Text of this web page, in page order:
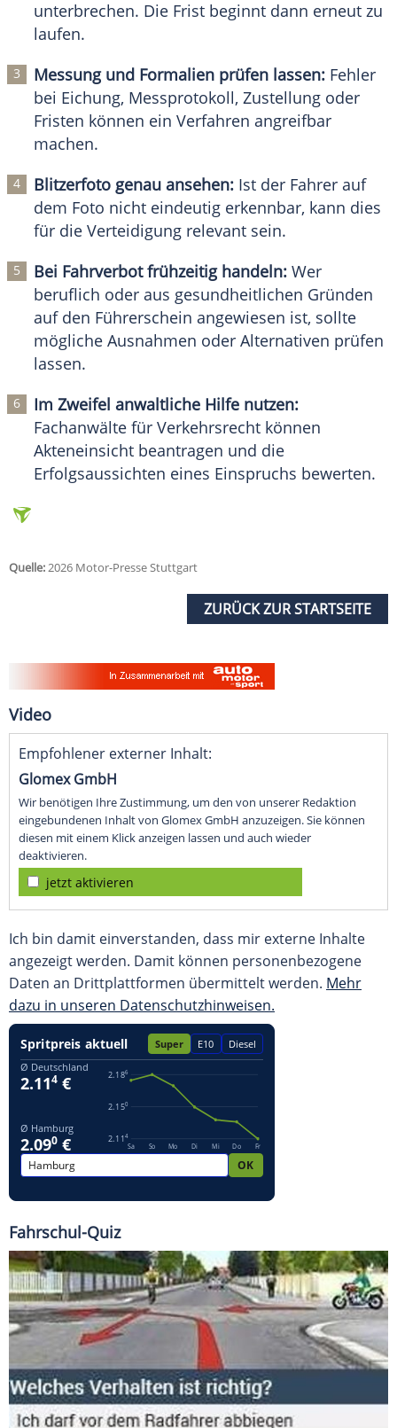
unterbrechen. Die Frist beginnt dann erneut zu
laufen.
Messung und Formalien prüfen lassen: Fehler
bei Eichung, Messprotokoll, Zustellung oder
Fristen können ein Verfahren angreifbar
machen.
Blitzerfoto genau ansehen: Ist der Fahrer auf
dem Foto nicht eindeutig erkennbar, kann dies
für die Verteidigung relevant sein.
Bei Fahrverbot frühzeitig handeln: Wer
beruflich oder aus gesundheitlichen Gründen
auf den Führerschein angewiesen ist, sollte
mögliche Ausnahmen oder Alternativen prüfen
lassen.
Im Zweifel anwaltliche Hilfe nutzen:
Fachanwälte für Verkehrsrecht können
Akteneinsicht beantragen und die
Erfolgsaussichten eines Einspruchs bewerten.
Quelle:2026 Motor-Presse Stuttgart
ZURÜCK ZUR STARTSEITE
Video
Empfohlener externer Inhalt:
Glomex GmbH
Wir benötigen Ihre Zustimmung, um den von unserer Redaktion
eingebundenen Inhalt von Glomex GmbH anzuzeigen. Sie können
diesen mit einem Klick anzeigen lassen und auch wieder
deaktivieren.
jetzt aktivieren
Ich bin damit einverstanden, dass mir externe Inhalte
angezeigt werden. Damit können personenbezogene
Daten an Drittplattformen übermittelt werden. Mehr
dazu in unseren Datenschutzhinweisen.
Fahrschul-Quiz